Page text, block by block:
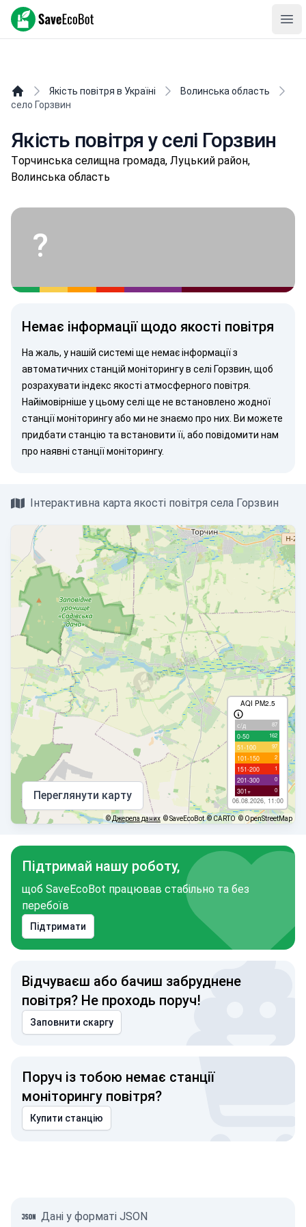
SaveEcoBot
Якість повітря в Україні
Волинська область
село Горзвин
Якість повітря у селі Горзвин
Тopчинськa селищнa громада, Луцький район,
Волинська область
?
Немає інформації щодо якості повітря
На жаль, у нашій системі ще немає інформації з
автоматичних станцій моніторингу в селі Горзвин, щоб
розрахувати індекс якості атмосферного повітря.
Найімовірніше у цьому селі ще не встановлено жодної
станції моніторингу або ми не знаємо про них. Ви можете
придбати станцію та встановити її, або повідомити нам
про наявні станції моніторингу.
Інтерактивна карта якості повітря села Горзвин
AQI PM2.5
с/д 87
0-50 162
51-100 97
101-150 2
151-200 1
201-300 0
301+ 0
06.08.2026, 11:00
Переглянути карту
© Джерела даних © SaveEcoBot © CARTO © OpenStreetMap
Підтримай нашу роботу,
щоб SaveEcoBot працював стабільно та без
перебоїв
Підтримати
Відчуваєш або бачиш забруднене
повітря? Не проходь поруч!
Заповнити скаргу
Поруч із тобою немає станції
моніторингу повітря?
Купити станцію
Дані у форматі JSON